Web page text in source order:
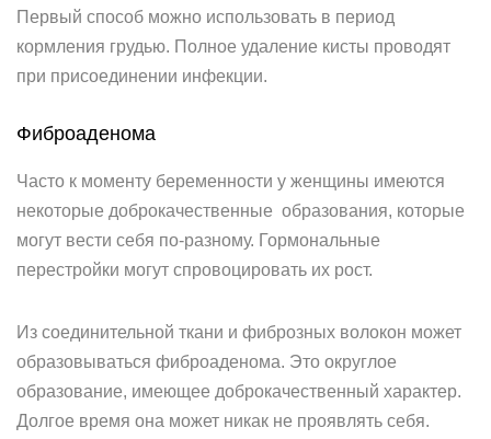
Первый способ можно использовать в период
кормления грудью. Полное удаление кисты проводят
при присоединении инфекции.
Фиброаденома
Часто к моменту беременности у женщины имеются
некоторые доброкачественные образования, которые
могут вести себя по-разному. Гормональные
перестройки могут спровоцировать их рост.
Из соединительной ткани и фиброзных волокон может
образовываться фиброаденома. Это округлое
образование, имеющее доброкачественный характер.
Долгое время она может никак не проявлять себя.